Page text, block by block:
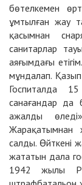
бөтелкемен
ұмтылған жау
қасымнан
санитарлар
аяғымдағы
мұндалап.
Госпиталда
санағандар
ажалды
Жарақатымнан
салды. Өйткені
жататын дала
1942 жылы